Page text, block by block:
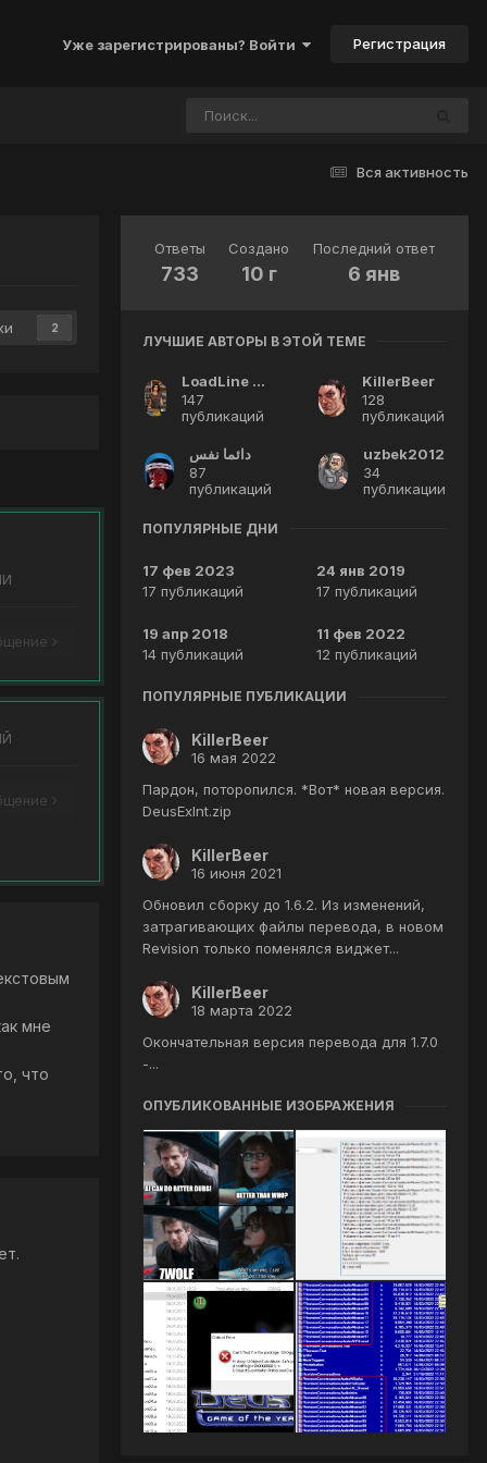
Уже зарегистрированы? Войти Регистрация
Вся активность
2
мне
что
Ответы
733
Создано
10 г
Последний ответ
6 янв
ЛУЧШИЕ АВТОРЫ В ЭТОЙ ТЕМЕ
LoadLine Calibration
147
публикаций
KillerBeer
128
публикаций
دائما نفس
87
публикаций
uzbek2012
34
публикации
ПОПУЛЯРНЫЕ ДНИ
17 фев 2023
17 публикаций
24 янв 2019
17 публикаций
19 апр 2018
14 публикаций
11 фев 2022
12 публикаций
ПОПУЛЯРНЫЕ ПУБЛИКАЦИИ
KillerBeer
16 мая 2022
Пардон, поторопился. *Вот* новая версия.
DeusExInt.zip
KillerBeer
16 июня 2021
Обновил сборку до 1.6.2. Из изменений,
затрагивающих файлы перевода, в новом
Revision только поменялся виджет...
KillerBeer
18 марта 2022
Окончательная версия перевода для 1.7.0
-...
ОПУБЛИКОВАННЫЕ ИЗОБРАЖЕНИЯ